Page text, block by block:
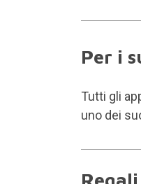
Per i
Tutti gli
uno dei